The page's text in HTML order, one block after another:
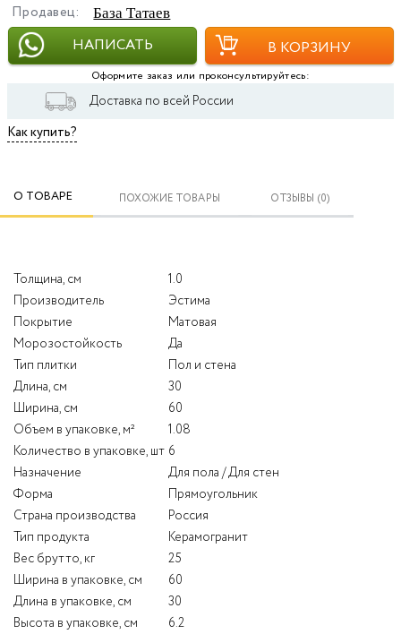
Продавец: База Татаев
НАПИСАТЬ В КОРЗИНУ
Оформите заказ или проконсультируйтесь:
Доставка по всей России
Как купить?
О ТОВАРЕ ПОХОЖИЕ ТОВАРЫ ОТЗЫВЫ (0)
Толщина, см
1.0
Производитель
Эстима
Покрытие
Матовая
Морозостойкость
Да
Тип плитки
Пол и стена
Длина, см
30
Ширина, см
60
Объем в упаковке, м²
1.08
Количество в упаковке, шт 6
Назначение
Для пола / Для стен
Форма
Прямоугольник
Страна производства
Россия
Тип продукта
Керамогранит
Вес брутто, кг
25
Ширина в упаковке, см
60
Длина в упаковке, см
30
Высота в упаковке, см
6.2